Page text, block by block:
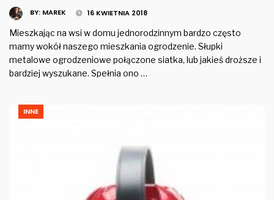
BY: MAREK 16 KWIETNIA 2018
Mieszkając na wsi w domu jednorodzinnym bardzo często
mamy wokół naszego mieszkania ogrodzenie. Słupki
metalowe ogrodzeniowe połączone siatka, lub jakieś droższe i
bardziej wyszukane. Spełnia ono …
INNE